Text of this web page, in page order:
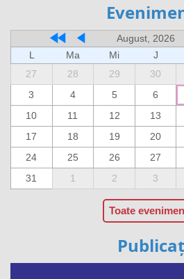
August, 2026
L
Ma Mi J
27
28 29 30
3
4 5 6
10
11 12 13
17
18 19 20
24
25 26 27
31
1 2 3
Toate